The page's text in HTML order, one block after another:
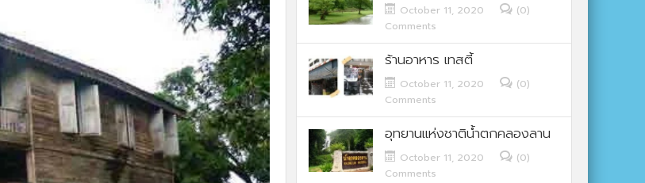
October 11, 2020
(0)
Comments
ร้านอาหาร เทสตี้
October 11, 2020
(0)
Comments
อุทยานแห่งชาติน้ำตกคลองลาน
October 11, 2020
(0)
Comments